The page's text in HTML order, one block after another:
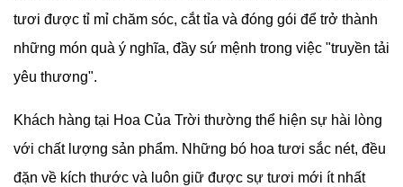
tươi được tỉ mỉ chăm sóc, cắt tỉa và đóng gói để trở thành
những món quà ý nghĩa, đầy sứ mệnh trong việc "truyền tải
yêu thương".
Khách hàng tại Hoa Của Trời thường thể hiện sự hài lòng
với chất lượng sản phẩm. Những bó hoa tươi sắc nét, đều
đặn về kích thước và luôn giữ được sự tươi mới ít nhất